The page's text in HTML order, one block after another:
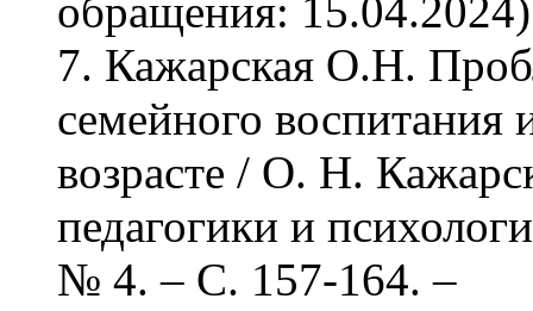
обращения:
7. Кажарская О.Н.
семейного
возрасте / О. Н.
педагогики и
№ 4. – С. 157-164. –